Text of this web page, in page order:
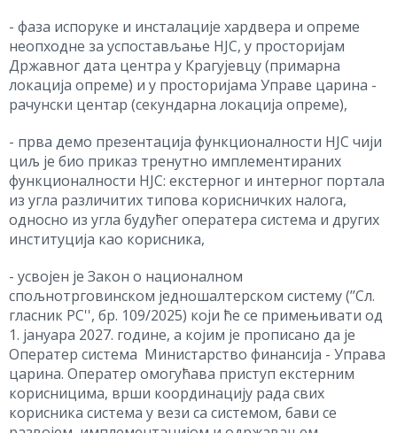
- фаза испоруке и инсталације хардвера и опреме
неопходне за успостављање НЈС, у просторијам
Државног дата центра у Крагујевцу (примарна
локација опреме) и у просторијама Управе царина -
рачунски центар (секундарна локација опреме),
- прва демо презентација функционалности НЈС чији
циљ је био приказ тренутно имплементираних
функционалности НЈС: екстерног и интерног портала
из угла различитих типова корисничких налога,
односно из угла будућег оператера система и других
институција као корисника,
- усвојен је Закон о националном
спољнотрговинском једношалтерском систему (’’Сл.
гласник РС'', бр. 109/2025) који ће се примењивати од
1. јануара 2027. године, а којим је прописано да је
Оператер система Министарство финансија - Управа
царина. Оператер омогућава приступ екстерним
корисницима, врши координацију рада свих
корисника система у вези са системом, бави се